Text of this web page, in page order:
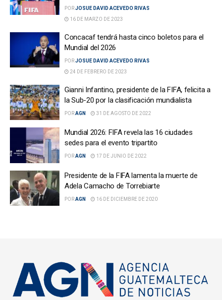
PORJOSUE DAVID ACEVEDO RIVAS
16 DE MARZO DE 2023
Concacaf tendrá hasta cinco boletos para el
Mundial del 2026
PORJOSUE DAVID ACEVEDO RIVAS
24 DE FEBRERO DE 2023
Gianni Infantino, presidente de la FIFA, felicita a
la Sub-20 por la clasificación mundialista
PORAGN 31 DE AGOSTO DE 2022
Mundial 2026: FIFA revela las 16 ciudades
sedes para el evento tripartito
PORAGN 17 DE JUNIO DE 2022
Presidente de la FIFA lamenta la muerte de
Adela Camacho de Torrebiarte
PORAGN 16 DE DICIEMBRE DE 2020